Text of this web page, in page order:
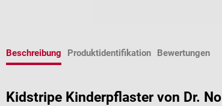
Beschreibung Produktidentifikation Bewertungen
Kidstripe Kinderpflaster von Dr. No